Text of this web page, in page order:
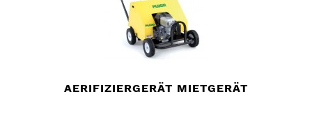
AERIFIZIERGERÄT MIETGERÄT